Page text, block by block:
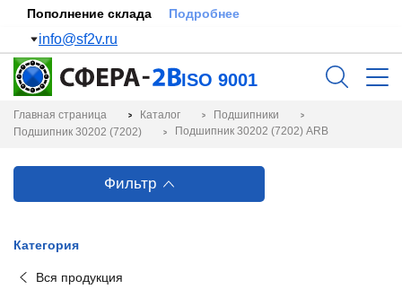
Пополнение склада Подробнее
info@sf2v.ru
ISO 9001
Главная страница Каталог
Подшипники
Подшипник 30202 (7202)
Подшипник 30202 (7202) ARB
Фильтр
Категория
Вся продукция